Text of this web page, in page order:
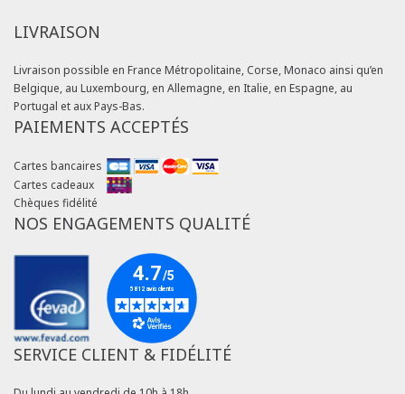
LIVRAISON
Livraison possible en France Métropolitaine, Corse, Monaco ainsi qu’en
Belgique, au Luxembourg, en Allemagne, en Italie, en Espagne, au
Portugal et aux Pays-Bas.
PAIEMENTS ACCEPTÉS
Cartes bancaires
Cartes cadeaux
Chèques fidélité
NOS ENGAGEMENTS QUALITÉ
SERVICE CLIENT & FIDÉLITÉ